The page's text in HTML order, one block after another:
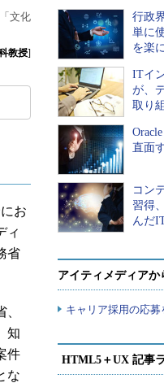
Database Expert
Linux ＆ OSS
Master of IP Network
Security & Trust
ブログ
文化
教授]
お
ィ
省
知
件
な
行政
単に
を楽
ITイ
が、
取り
直面
コン
習得
んだ
アイティメディアか
キャリア採用の応
HTML5＋UX 記事